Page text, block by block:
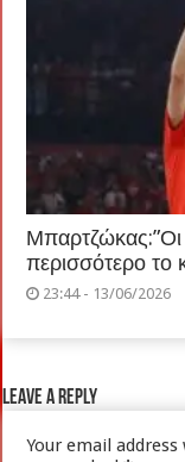
περισσότερο το
23:44 - 13/06/2026
Leave a Reply
Your email